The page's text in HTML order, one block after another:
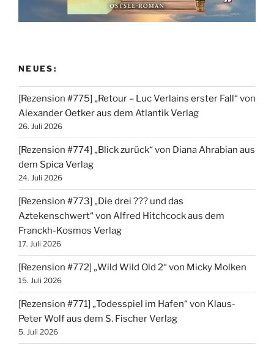
NEUES:
[Rezension #775] „Retour – Luc Verlains erster Fall“ von
Alexander Oetker aus dem Atlantik Verlag
26. Juli 2026
[Rezension #774] „Blick zurück“ von Diana Ahrabian aus
dem Spica Verlag
24. Juli 2026
[Rezension #773] „Die drei ??? und das
Aztekenschwert“ von Alfred Hitchcock aus dem
Franckh-Kosmos Verlag
17. Juli 2026
[Rezension #772] „Wild Wild Old 2“ von Micky Molken
15. Juli 2026
[Rezension #771] „Todesspiel im Hafen“ von Klaus-
Peter Wolf aus dem S. Fischer Verlag
5. Juli 2026